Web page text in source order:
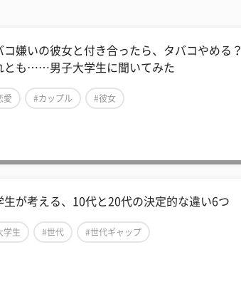
コ嫌いの彼女と付き合ったら、タバコやめる？
とも……男子大学生に聞いてみた
愛 #カップル #彼女
生が考える、10代と20代の決定的な違い6つ
学生 #世代 #世代ギャップ